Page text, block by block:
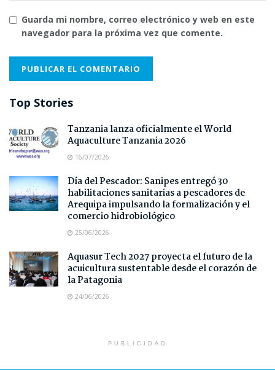
Guarda mi nombre, correo electrónico y web en este
navegador para la próxima vez que comente.
Top Stories
Tanzania lanza oficialmente el World
Aquaculture Tanzania 2026
16/07/2026
Día del Pescador: Sanipes entregó 30
habilitaciones sanitarias a pescadores de
Arequipa impulsando la formalización y el
comercio hidrobiológico
25/06/2026
Aquasur Tech 2027 proyecta el futuro de la
acuicultura sustentable desde el corazón de
la Patagonia
24/06/2026
PUBLICIDAD